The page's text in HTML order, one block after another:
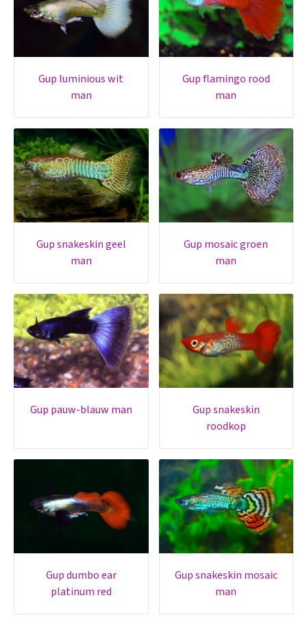
gup luminious wit
man
gup flamingo rood
man
gup snakeskin geel
man
gup mosaic groen
man
gup pauw-blauw man
gup snakeskin
roodkop
gup dumbo ear
platinum red
gup snakeskin mosaic
man